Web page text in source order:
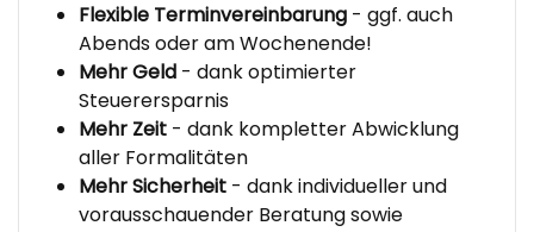
Flexible Terminvereinbarung - ggf. auch
Abends oder am Wochenende!
Mehr Geld - dank optimierter
Steuerersparnis
Mehr Zeit - dank kompletter Abwicklung
aller Formalitäten
Mehr Sicherheit - dank individueller und
vorausschauender Beratung sowie